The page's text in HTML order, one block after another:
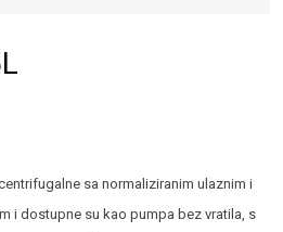
sa normaliziranim ulaznim i
i dostupne su kao pumpa bez vratila, s